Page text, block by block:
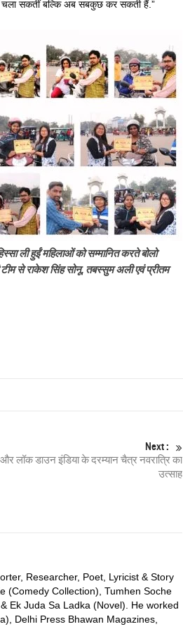
चला सकतीं बल्कि अब सबकुछ कर सकती हैं.”
ली हुईं महिलाओं को सम्मानित करते बोलो
टीम से राकेश सिंह सोनू, तबस्सुम अली एवं प्रीतम
Next :
लॉक डाउन इंडिया के दरम्यान चैत्र नवरात्रि का
उत्साह
Researcher, Poet, Lyricist & Story
(Comedy Collection), Tumhen Soche
Ek Juda Sa Ladka (Novel). He worked
Delhi Press Bhawan Magazines,